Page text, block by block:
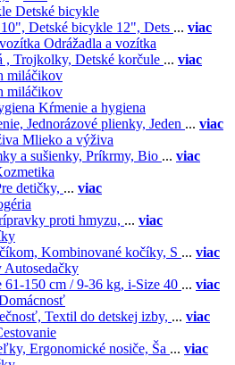
Detské bicykle
Detské bicykle 12", Dets ... viac
Odrážadla a vozítka
, Trojkolky, Detské korčule ... viac
miláčikov
miláčikov
Kŕmenie a hygiena
Jednorázové plienky, Jeden ... viac
Mlieko a výživa
a sušienky, Príkrmy, Bio ... viac
detičky, ... viac
proti hmyzu, ... viac
Kombinované kočíky, S ... viac
Autosedačky
61-150 cm / 9-36 kg, i-Size 40 ... viac
Textil do detskej izby, ... viac
Ergonomické nosiče, Ša ... viac